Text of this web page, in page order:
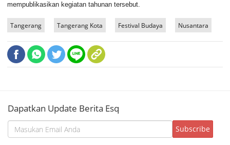
mempublikasikan kegiatan tahunan tersebut.
Tangerang Tangerang Kota Festival Budaya Nusantara
Dapatkan Update Berita Esq